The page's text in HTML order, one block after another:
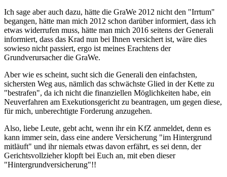
Ich sage aber auch dazu, hätte die GraWe 2012 nicht den "Irrtum"
begangen, hätte man mich 2012 schon darüber informiert, dass ich
etwas widerrufen muss, hätte man mich 2016 seitens der Generali
informiert, dass das Krad nun bei Ihnen versichert ist, wäre dies
sowieso nicht passiert, ergo ist meines Erachtens der
Grundverursacher die GraWe.
Aber wie es scheint, sucht sich die Generali den einfachsten,
sichersten Weg aus, nämlich das schwächste Glied in der Kette zu
"bestrafen", da ich nicht die finanziellen Möglichkeiten habe, ein
Neuverfahren am Exekutionsgericht zu beantragen, um gegen diese,
für mich, unberechtigte Forderung anzugehen.
Also, liebe Leute, gebt acht, wenn ihr ein KfZ anmeldet, denn es
kann immer sein, dass eine andere Versicherung "im Hintergrund
mitläuft" und ihr niemals etwas davon erfährt, es sei denn, der
Gerichtsvollzieher klopft bei Euch an, mit eben dieser
"Hintergrundversicherung"!!